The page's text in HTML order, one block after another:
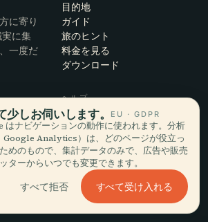
に寄り
に集
一度だ
目的地
ガイド
旅のヒント
料金を見る
ダウンロード
ヘルプ
サポート
アプリのトラブルシューティ
ング
お問い合わせ
パートナーになる
しお伺いします。 EU · GDPR
はナビゲーションの動作に使われます。分析
Analytics）は、どのページが役立っ
めのもので、集計データのみで、広告や販売
ターからいつでも変更できます。
すべて拒否 すべて受け入れる